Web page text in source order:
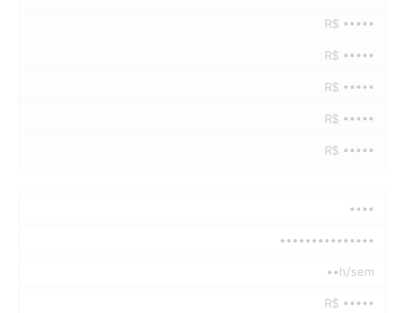
R$ •••••
R$ •••••
R$ •••••
R$ •••••
R$ •••••
••••
•••••••••••••••
••h/sem
R$ •••••